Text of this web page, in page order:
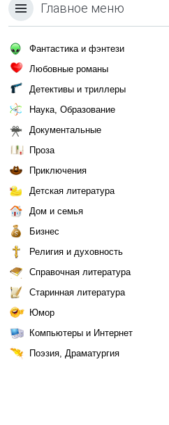
Главное меню
Фантастика и фэнтези
Любовные романы
Детективы и триллеры
Наука, Образование
Документальные
Проза
Приключения
Детская литература
Дом и семья
Бизнес
Религия и духовность
Справочная литература
Старинная литература
Юмор
Компьютеры и Интернет
Поэзия, Драматургия